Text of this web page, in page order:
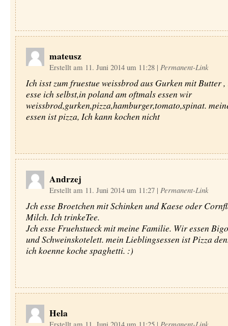
mateusz
Erstellt am 11. Juni 2014 um 11:28 | Permanent-Link
Ich isst zum fruestue weissbrod aus Gurken mit Butter
esse ich selbst,in poland am oftmals essen wir
weissbrod,gurken,pizza,hamburger,tomato,spinat.
essen ist pizza, Ich kann kochen nicht
Andrzej
Erstellt am 11. Juni 2014 um 11:27 | Permanent-Link
Jch esse Broetchen mit Schinken und Kaese oder
Milch. Ich trinkeTee.
Jch esse Fruehstueck mit meine Familie. Wir essen
und Schweinskotelett. mein Lieblingsessen ist Pizza
ich koenne koche spaghetti. :)
Hela
Erstellt am 11. Juni 2014 um 11:25 | Permanent-Link